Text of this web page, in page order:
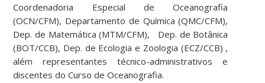
Coordenadoria Especial de Oceanografia
(OCN/CFM), Departamento de Química (QMC/CFM),
Dep. de Matemática (MTM/CFM), Dep. de Botânica
(BOT/CCB), Dep. de Ecologia e Zoologia (ECZ/CCB) ,
além representantes técnico-administrativos e
discentes do Curso de Oceanografia.